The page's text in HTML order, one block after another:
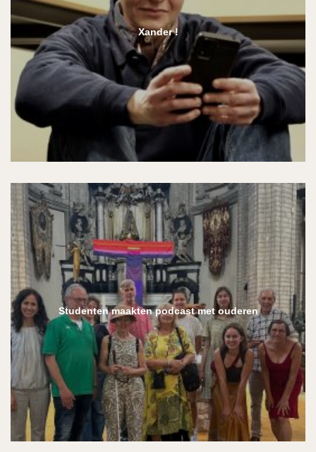
Xander !
Studenten maakten podcast met ouderen